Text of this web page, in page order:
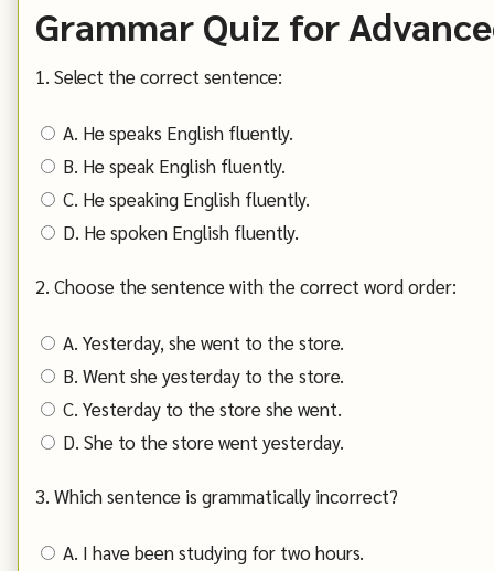
Grammar Quiz for
1. Select the correct sentence:
A. He speaks English fluently.
B. He speak English fluently.
C. He speaking English fluently.
D. He spoken English fluently.
2. Choose the sentence with the correct word order:
A. Yesterday, she went to the store.
B. Went she yesterday to the store.
C. Yesterday to the store she went.
D. She to the store went yesterday.
3. Which sentence is grammatically incorrect?
A. I have been studying for two hours.